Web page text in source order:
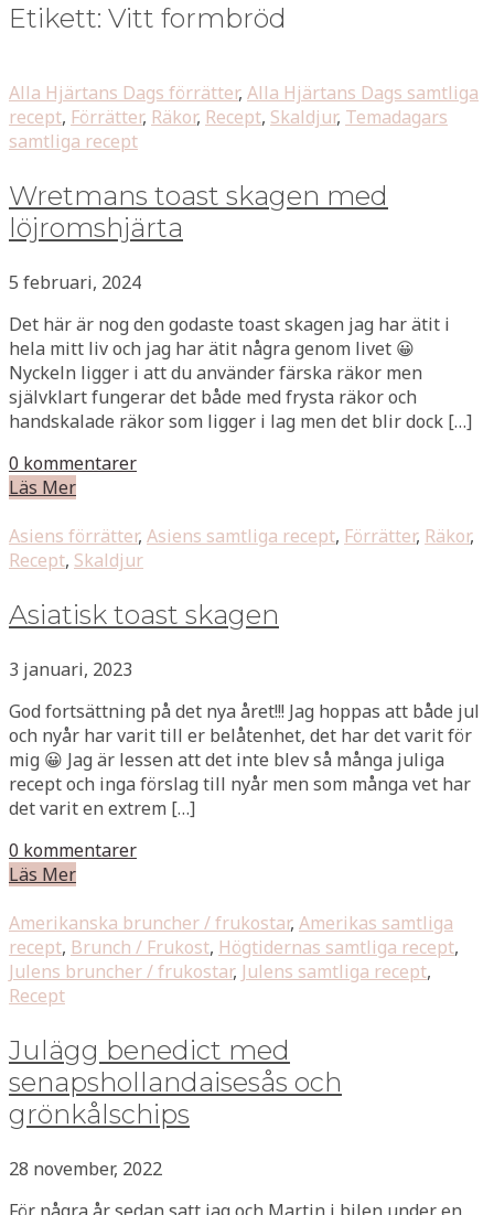
Etikett: Vitt formbröd
Alla Hjärtans Dags förrätter, Alla Hjärtans Dags samtliga
recept, Förrätter, Räkor, Recept, Skaldjur, Temadagars
samtliga recept
Wretmans toast skagen med
löjromshjärta
5 februari, 2024
Det här är nog den godaste toast skagen jag har ätit i
hela mitt liv och jag har ätit några genom livet 😀
Nyckeln ligger i att du använder färska räkor men
självklart fungerar det både med frysta räkor och
handskalade räkor som ligger i lag men det blir dock […]
0 kommentarer
Läs Mer
Asiens förrätter, Asiens samtliga recept, Förrätter, Räkor,
Recept, Skaldjur
Asiatisk toast skagen
3 januari, 2023
God fortsättning på det nya året!!! Jag hoppas att både jul
och nyår har varit till er belåtenhet, det har det varit för
mig 😀 Jag är lessen att det inte blev så många juliga
recept och inga förslag till nyår men som många vet har
det varit en extrem […]
0 kommentarer
Läs Mer
Amerikanska bruncher / frukostar, Amerikas samtliga
recept, Brunch / Frukost, Högtidernas samtliga recept,
Julens bruncher / frukostar, Julens samtliga recept,
Recept
Julägg benedict med
senapshollandaisesås och
grönkålschips
28 november, 2022